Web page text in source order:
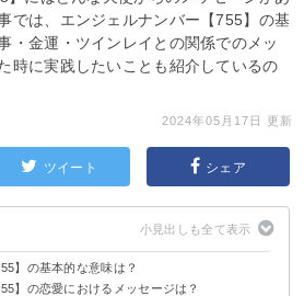
では、エンジェルナンバー【755】の基
・金運・ツインレイとの関係でのメッ
時に実践したいことも紹介しているの
2024年05月17日 更新
ツイート シェア
】の基本的な意味は？
めましょう
】の恋愛におけるメッセージは？